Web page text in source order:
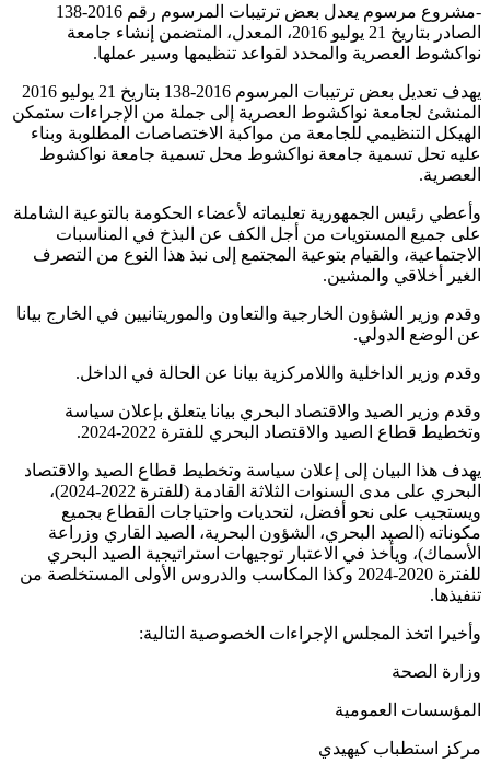
-مشروع مرسوم يعدل بعض ترتيبات المرسوم رقم 2016-138
الصادر بتاريخ 21 يوليو 2016، المعدل، المتضمن إنشاء جامعة
نواكشوط العصرية والمحدد لقواعد تنظيمها وسير عملها.
يهدف تعديل بعض ترتيبات المرسوم 2016-138 بتاريخ 21 يوليو 2016
المنشئ لجامعة نواكشوط العصرية إلى جملة من الإجراءات ستمكن
الهيكل التنظيمي للجامعة من مواكبة الاختصاصات المطلوبة وبناء
عليه تحل تسمية جامعة نواكشوط محل تسمية جامعة نواكشوط
العصرية.
وأعطي رئيس الجمهورية تعليماته لأعضاء الحكومة بالتوعية الشاملة
على جميع المستويات من أجل الكف عن البذخ في المناسبات
الاجتماعية، والقيام بتوعية المجتمع إلى نبذ هذا النوع من التصرف
الغير أخلاقي والمشين.
وقدم وزير الشؤون الخارجية والتعاون والموريتانيين في الخارج بيانا
عن الوضع الدولي.
وقدم وزير الداخلية واللامركزية بيانا عن الحالة في الداخل.
وقدم وزير الصيد والاقتصاد البحري بيانا يتعلق بإعلان سياسة
وتخطيط قطاع الصيد والاقتصاد البحري للفترة 2022-2024.
يهدف هذا البيان إلى إعلان سياسة وتخطيط قطاع الصيد والاقتصاد
البحري على مدى السنوات الثلاثة القادمة (للفترة 2022-2024)،
ويستجيب على نحو أفضل، لتحديات واحتياجات القطاع بجميع
مكوناته (الصيد البحري، الشؤون البحرية، الصيد القاري وزراعة
الأسماك)، ويأخذ في الاعتبار توجيهات استراتيجية الصيد البحري
للفترة 2020-2024 وكذا المكاسب والدروس الأولى المستخلصة من
تنفيذها.
وأخيرا اتخذ المجلس الإجراءات الخصوصية التالية:
وزارة الصحة
المؤسسات العمومية
مركز استطباب كيهيدي